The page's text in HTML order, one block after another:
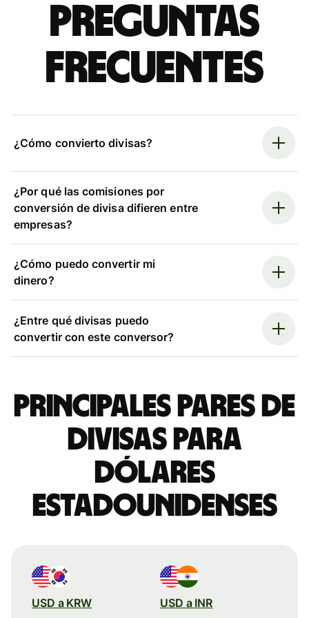
Preguntas
frecuentes
¿Cómo convierto divisas?
¿Por qué las comisiones por
conversión de divisa difieren entre
empresas?
¿Cómo puedo convertir mi
dinero?
¿Entre qué divisas puedo
convertir con este conversor?
Principales pares de
divisas para
dólares
estadounidenses
USD a KRW USD a INR